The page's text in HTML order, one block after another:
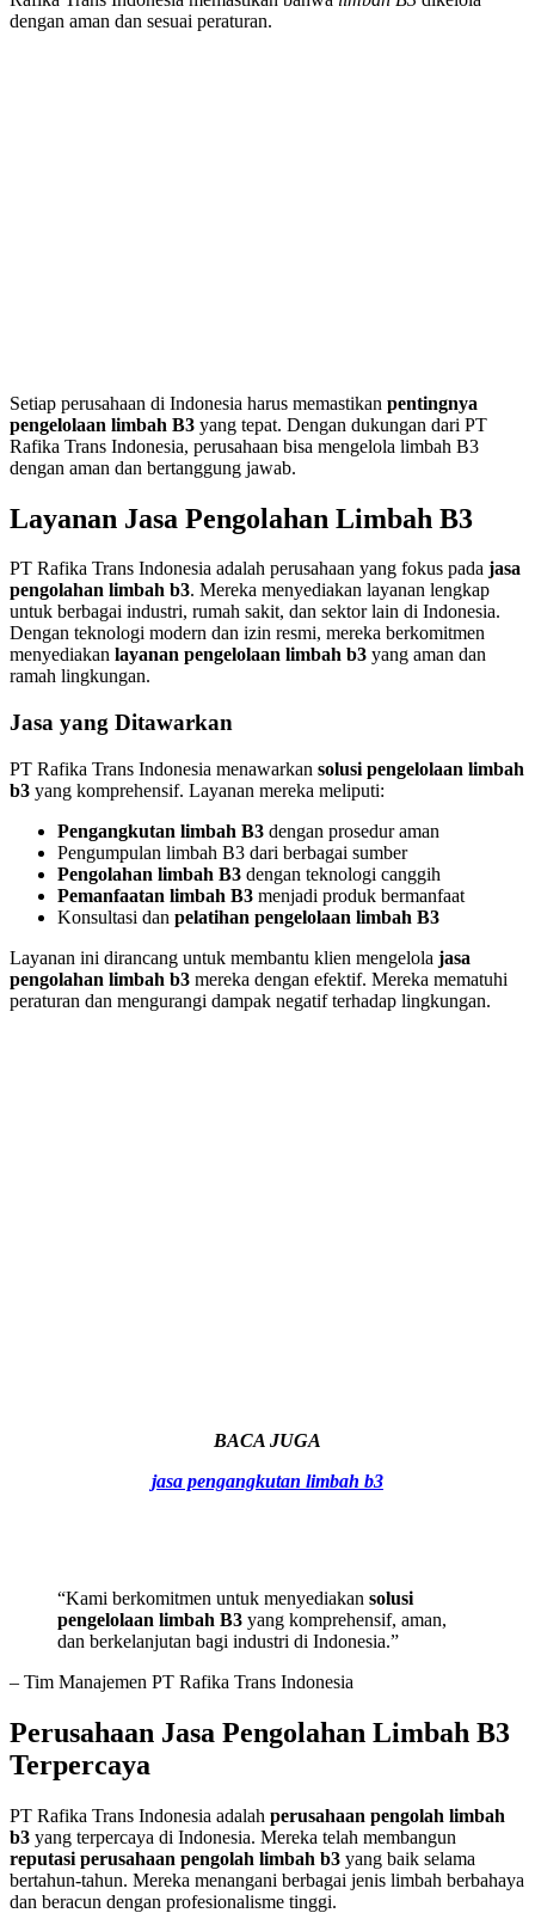
dengan aman dan sesuai peraturan.
Setiap perusahaan di Indonesia harus memastikan pentingnya
pengelolaan limbah B3 yang tepat. Dengan dukungan dari PT
Rafika Trans Indonesia, perusahaan bisa mengelola limbah B3
dengan aman dan bertanggung jawab.
Layanan Jasa Pengolahan Limbah B3
PT Rafika Trans Indonesia adalah perusahaan yang fokus pada jasa
pengolahan limbah b3. Mereka menyediakan layanan lengkap
untuk berbagai industri, rumah sakit, dan sektor lain di Indonesia.
Dengan teknologi modern dan izin resmi, mereka berkomitmen
menyediakan layanan pengelolaan limbah b3 yang aman dan
ramah lingkungan.
Jasa yang Ditawarkan
PT Rafika Trans Indonesia menawarkan solusi pengelolaan limbah
b3 yang komprehensif. Layanan mereka meliputi:
Pengangkutan limbah B3 dengan prosedur aman
Pengumpulan limbah B3 dari berbagai sumber
Pengolahan limbah B3 dengan teknologi canggih
Pemanfaatan limbah B3 menjadi produk bermanfaat
Konsultasi dan pelatihan pengelolaan limbah B3
Layanan ini dirancang untuk membantu klien mengelola jasa
pengolahan limbah b3 mereka dengan efektif. Mereka mematuhi
peraturan dan mengurangi dampak negatif terhadap lingkungan.
BACA JUGA
jasa pengangkutan limbah b3
“Kami berkomitmen untuk menyediakan solusi
pengelolaan limbah B3 yang komprehensif, aman,
dan berkelanjutan bagi industri di Indonesia.”
– Tim Manajemen PT Rafika Trans Indonesia
Perusahaan Jasa Pengolahan Limbah B3
Terpercaya
PT Rafika Trans Indonesia adalah perusahaan pengolah limbah
b3 yang terpercaya di Indonesia. Mereka telah membangun
reputasi perusahaan pengolah limbah b3 yang baik selama
bertahun-tahun. Mereka menangani berbagai jenis limbah berbahaya
dan beracun dengan profesionalisme tinggi.